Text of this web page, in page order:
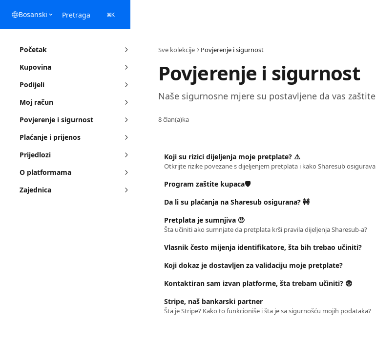
Bosanski Pretraga ⌘K
Početak
Kupovina
Podijeli
Moj račun
Povjerenje i sigurnost
Plaćanje i prijenos
Prijedlozi
O platformama
Zajednica
Sve kolekcije Povjerenje i sigurnost
Povjerenje i sigurnost
Naše sigurnosne mjere su postavljene da vas zaštite
8 član(a)ka
Koji su rizici dijeljenja moje pretplate? ⚠️
Program zaštite kupaca🛡️
Da li su plaćanja na Sharesub osigurana? 🚧
Pretplata je sumnjiva 🤨
Šta učiniti ako sumnjate da pretplata krši pravila dijeljenja Sharesub-a?
Vlasnik često mijenja identifikatore, šta bih trebao učiniti?
Koji dokaz je dostavljen za validaciju moje pretplate?
Kontaktiran sam izvan platforme, šta trebam učiniti? 😨
Stripe, naš bankarski partner
Šta je Stripe? Kako to funkcioniše i šta je sa sigurnošću mojih podataka?